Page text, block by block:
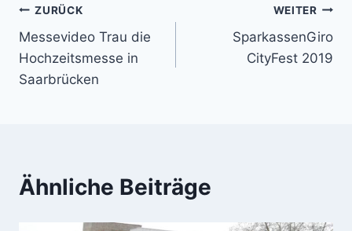
Beitragsnavigation
ZURÜCK
Messevideo Trau die
Hochzeitsmesse in
Saarbrücken
WEITER
SparkassenGiro
CityFest 2019
Ähnliche Beiträge